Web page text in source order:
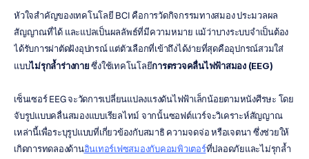
หัวใจสำคัญของเทคโนโลยี BCI คือการวัดกิจกรรมทางสมอง ประมวลผล
สัญญาณที่ได้ และแปลเป็นผลลัพธ์ที่มีความหมาย แม้ว่าบางระบบจำเป็นต้อง
ได้รับการผ่าตัดฝังอุปกรณ์ แต่ตัวเลือกที่เข้าถึงได้ง่ายที่สุดคืออุปกรณ์สวมใส่
แบบไม่รุกล้ำร่างกาย ซึ่งใช้เทคโนโลยีการตรวจคลื่นไฟฟ้าสมอง (EEG)
เซ็นเซอร์ EEG จะวัดการเปลี่ยนแปลงแรงดันไฟฟ้าเล็กน้อยตามหนังศีรษะ โดย
จับรูปแบบคลื่นสมองแบบเรียลไทม์ จากนั้นซอฟต์แวร์จะวิเคราะห์สัญญาณ
เหล่านี้เพื่อระบุรูปแบบที่เกี่ยวข้องกับสมาธิ ความจดจ่อ หรือเจตนา ซึ่งช่วยให้
เกิดการทดลองด้านอินเทอร์เฟซสมองกับคอมพิวเตอร์ที่ปลอดภัยและไม่รุกล้ำ